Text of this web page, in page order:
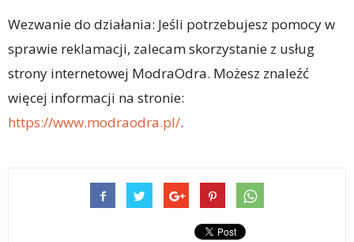
Wezwanie do działania: Jeśli potrzebujesz pomocy w
sprawie reklamacji, zalecam skorzystanie z usług
strony internetowej ModraOdra. Możesz znaleźć
więcej informacji na stronie:
https://www.modraodra.pl/.